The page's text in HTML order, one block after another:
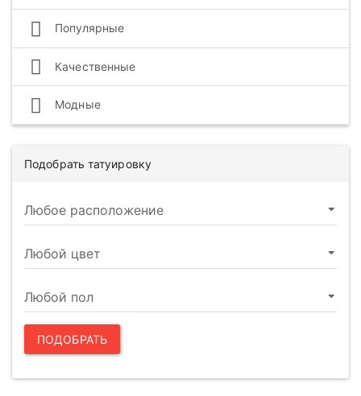
Популярные
Качественные
Модные
Подобрать татуировку
ПОДОБРАТЬ